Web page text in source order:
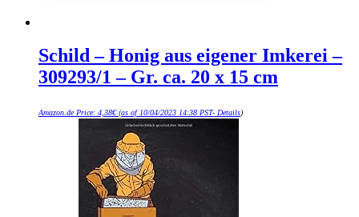
Schild – Honig aus eigener Imkerei –
309293/1 – Gr. ca. 20 x 15 cm
Amazon.de Price: 4,38€(as of 10/04/2023 14:38 PST- Details)